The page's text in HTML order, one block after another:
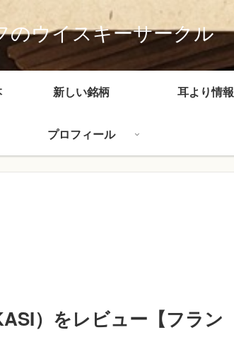
のウイスキーサークル
新しい銘柄 耳より情報
プロフィール
）をレビュー【フラン